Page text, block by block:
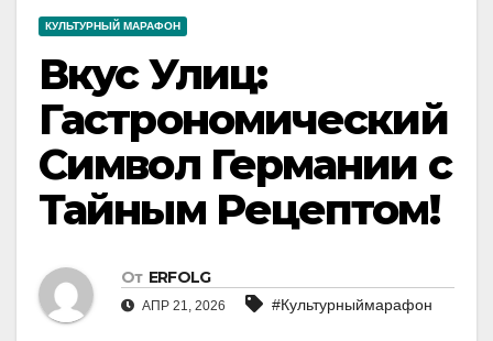
КУЛЬТУРНЫЙ МАРАФОН
Вкус Улиц:
Гастрономический
Символ Германии с
Тайным Рецептом!
От ERFOLG
АПР 21, 2026 #Культурныймарафон